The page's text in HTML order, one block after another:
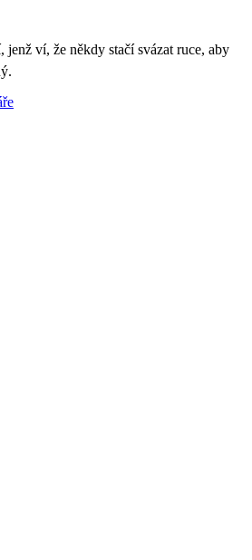
ví, že někdy stačí svázat ruce, aby